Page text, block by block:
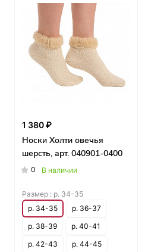
1 380 ₽
Носки Холти овечья
шерсть, арт. 040901-0400
0 В наличии
Размер : р. 34-35
р. 34-35
р. 36-37
р. 38-39
р. 40-41
р. 42-43
р. 44-45